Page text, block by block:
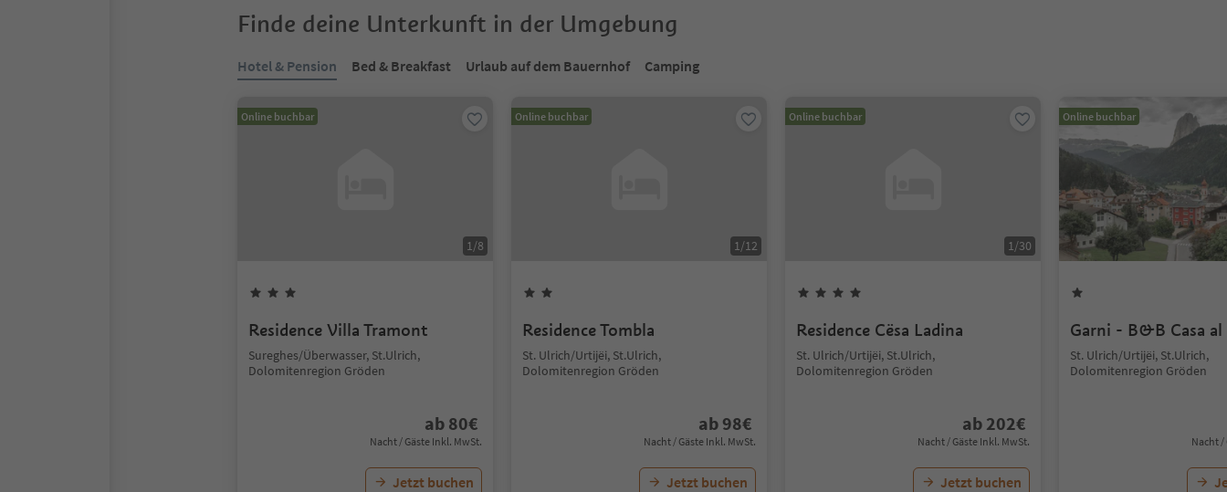
Finde deine Unterkunft in der Umgebung
Hotel & Pension Bed & Breakfast Urlaub auf dem Bauernhof Camping
Online buchbar
1/8
Residence Villa Tramont
Sureghes/Überwasser, St.Ulrich,
Dolomitenregion Gröden
ab 80€
Nacht / Gäste Inkl. MwSt.
Jetzt buchen
Online buchbar
1/12
Residence Tombla
St. Ulrich/Urtijëi, St.Ulrich,
Dolomitenregion Gröden
ab 98€
Nacht / Gäste Inkl. MwSt.
Jetzt buchen
Online buchbar
1/30
Residence Cësa Ladina
St. Ulrich/Urtijëi, St.Ulrich,
Dolomitenregion Gröden
ab 202€
Nacht / Gäste Inkl. MwSt.
Jetzt buchen
Online buchbar
Garni - B&B Casa al
St. Ulrich/Urtijëi, St.Ulrich,
Dolomitenregion Gröden
Nacht /